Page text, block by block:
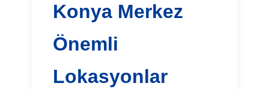
Konya Merkez
Önemli
Lokasyonlar